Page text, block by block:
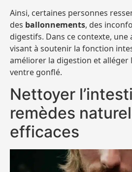
Ainsi, certaines personnes
des ballonnements, des
digestifs. Dans ce contexte,
visant à soutenir la fonction
améliorer la digestion et alléger
ventre gonflé.
Nettoyer
remèdes
efficaces